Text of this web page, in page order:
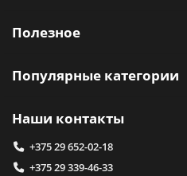
Полезное
Популярные категории
Наши контакты
+375 29 652-02-18
+375 29 339-46-33